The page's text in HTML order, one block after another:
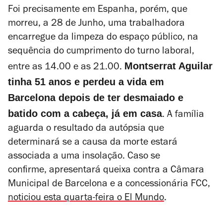
Foi precisamente em Espanha, porém, que
morreu, a 28 de Junho, uma trabalhadora
encarregue da limpeza do espaço público, na
sequência do cumprimento do turno laboral,
entre as 14.00 e as 21.00. Montserrat Aguilar
tinha 51 anos e perdeu a vida em
Barcelona depois de ter desmaiado e
batido com a cabeça, já em casa. A família
aguarda o resultado da autópsia que
determinará se a causa da morte estará
associada a uma insolação. Caso se
confirme, apresentará queixa contra a Câmara
Municipal de Barcelona e a concessionária FCC,
noticiou esta quarta-feira oEl Mundo.